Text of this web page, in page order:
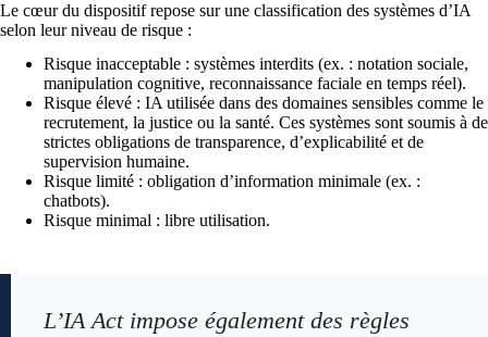
Le cœur du dispositif repose sur une classification des systèmes d’IA
selon leur niveau de risque :
Risque inacceptable : systèmes interdits (ex. : notation sociale,
manipulation cognitive, reconnaissance faciale en temps réel).
Risque élevé : IA utilisée dans des domaines sensibles comme le
recrutement, la justice ou la santé. Ces systèmes sont soumis à de
strictes obligations de transparence, d’explicabilité et de
supervision humaine.
Risque limité : obligation d’information minimale (ex. :
chatbots).
Risque minimal : libre utilisation.
L’IA Act impose également des règles